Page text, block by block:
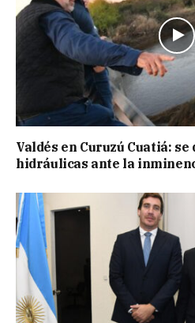
Valdés en Curuzú Cuatiá:
hidráulicas ante la